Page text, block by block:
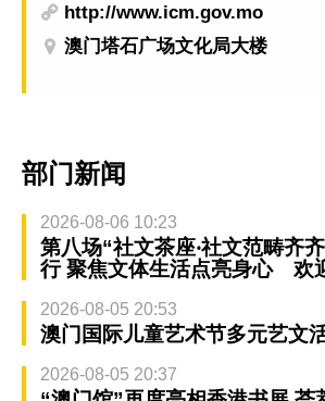
http://www.icm.gov.mo
澳门塔石广场文化局大楼
部门新闻
2026-08-06 10:23
第八场“社文茶座‧社文范畴齐
行 聚焦文体生活点亮身心 欢
2026-08-05 20:53
澳门国际儿童艺术节多元艺文
2026-08-05 20:37